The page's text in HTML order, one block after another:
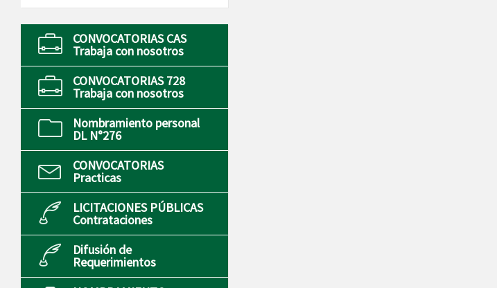
CONVOCATORIAS CAS
Trabaja con nosotros
CONVOCATORIAS 728
Trabaja con nosotros
Nombramiento personal
DL N°276
CONVOCATORIAS
Practicas
LICITACIONES PÚBLICAS
Contrataciones
Difusión de
Requerimientos